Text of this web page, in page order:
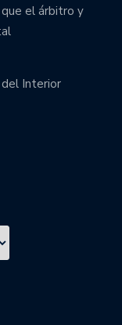
que el árbitro y
del Interior